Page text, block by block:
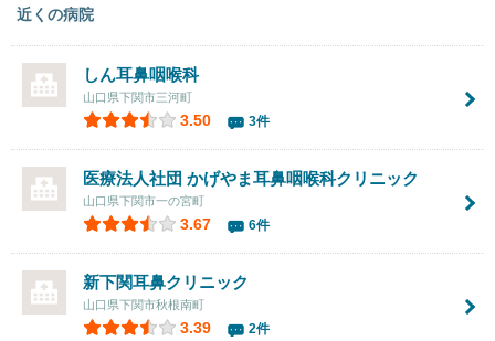
近くの病院
しん耳鼻咽喉科
山口県下関市三河町
3.50 3件
医療法人社団 かげやま耳鼻咽喉科クリニック
山口県下関市一の宮町
3.67 6件
新下関耳鼻クリニック
山口県下関市秋根南町
3.39 2件